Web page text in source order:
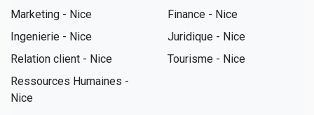
Marketing - Nice
Ingenierie - Nice
Relation client - Nice
Ressources Humaines -
Nice
Finance - Nice
Juridique - Nice
Tourisme - Nice